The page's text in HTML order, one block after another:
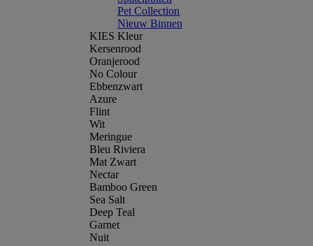
Pet Collection
Nieuw Binnen
KIES Kleur
Kersenrood
Oranjerood
No Colour
Ebbenzwart
Azure
Flint
Wit
Meringue
Bleu Riviera
Mat Zwart
Nectar
Bamboo Green
Sea Salt
Deep Teal
Garnet
Nuit